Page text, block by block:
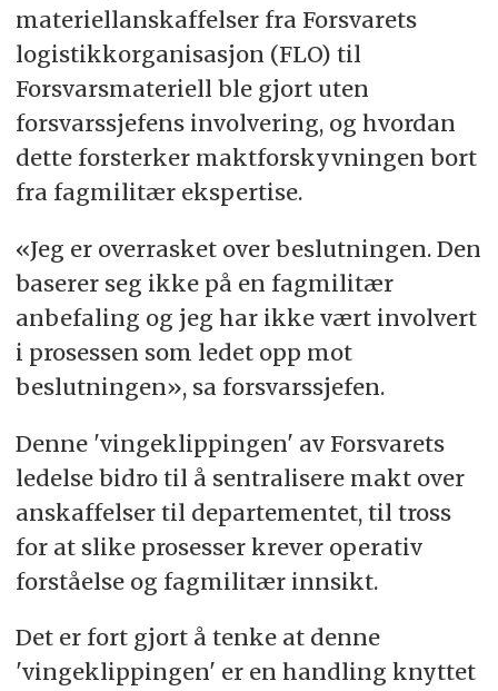
materiellanskaffelser fra Forsvarets
logistikkorganisasjon (FLO) til
Forsvarsmateriell ble gjort uten
forsvarssjefens involvering, og hvordan
dette forsterker maktforskyvningen bort
fra fagmilitær ekspertise.
«Jeg er overrasket over beslutningen. Den
baserer seg ikke på en fagmilitær
anbefaling og jeg har ikke vært involvert
i prosessen som ledet opp mot
beslutningen», sa forsvarssjefen.
Denne 'vingeklippingen' av Forsvarets
ledelse bidro til å sentralisere makt over
anskaffelser til departementet, til tross
for at slike prosesser krever operativ
forståelse og fagmilitær innsikt.
Det er fort gjort å tenke at denne
'vingeklippingen' er en handling knyttet